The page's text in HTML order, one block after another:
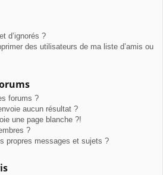
d’ignorés ?
des utilisateurs de ma liste d’amis ou
forums ?
aucun résultat ?
une page blanche ?!
?
propres messages et sujets ?